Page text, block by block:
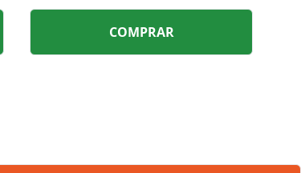
COMPRAR